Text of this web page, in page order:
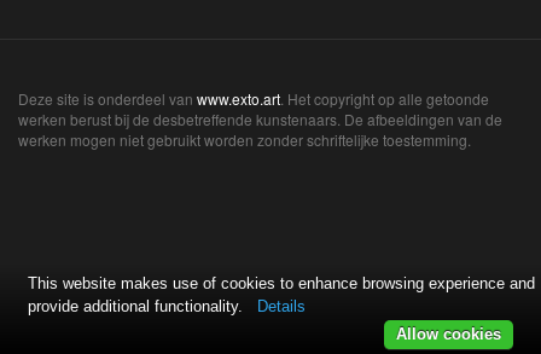
Deze site is onderdeel van www.exto.art . Het copyright op alle getoonde
werken berust bij de desbetreffende kunstenaars. De afbeeldingen van de
werken mogen niet gebruikt worden zonder schriftelijke toestemming.
This website makes use of cookies to enhance browsing experience and
provide additional functionality.
Details
Allow cookies